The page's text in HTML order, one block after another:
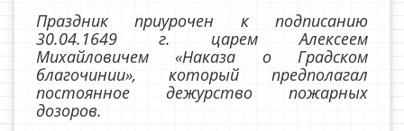
Праздник приурочен к подписанию
30.04.1649 г. царем Алексеем
Михайловичем «Наказа о Градском
благочинии», который предполагал
постоянное дежурство пожарных
дозоров.